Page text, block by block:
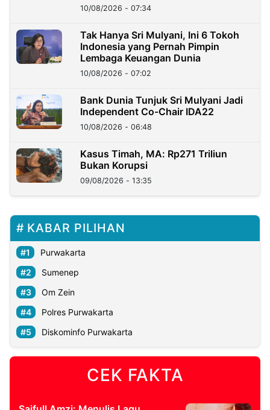
10/08/2026 - 07:34
Tak Hanya Sri Mulyani, Ini 6 Tokoh
Indonesia yang Pernah Pimpin
Lembaga Keuangan Dunia
10/08/2026 - 07:02
Bank Dunia Tunjuk Sri Mulyani Jadi
Independent Co-Chair IDA22
10/08/2026 - 06:48
Kasus Timah, MA: Rp271 Triliun
Bukan Korupsi
09/08/2026 - 13:35
KABAR PILIHAN
Purwakarta
Sumenep
Om Zein
Polres Purwakarta
Diskominfo Purwakarta
CEK FAKTA